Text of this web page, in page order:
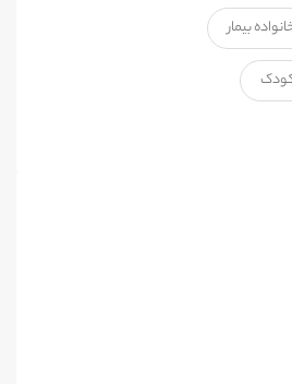
بیمار
کودک